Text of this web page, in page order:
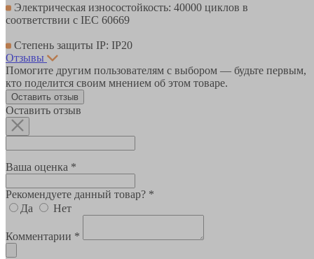
Электрическая износостойкость: 40000 циклов в
соответствии с IEC 60669
Степень защиты IP: IP20
Отзывы
Помогите другим пользователям с выбором — будьте первым,
кто поделится своим мнением об этом товаре.
Оставить отзыв
Оставить отзыв
Ваша оценка *
Рекомендуете данный товар? *
Да
Нет
Комментарии *